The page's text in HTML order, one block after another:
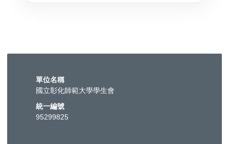
單位名稱
國立彰化師範大學學生會
統一編號
95299825